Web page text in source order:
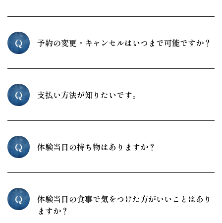
Q 予約の変更・キャンセルはいつまで可能ですか？
Q 支払い方法が知りたいです。
Q 体験当日の持ち物はありますか？
Q
体験当日の食事で気をつけた方がいいことはあり
ますか？